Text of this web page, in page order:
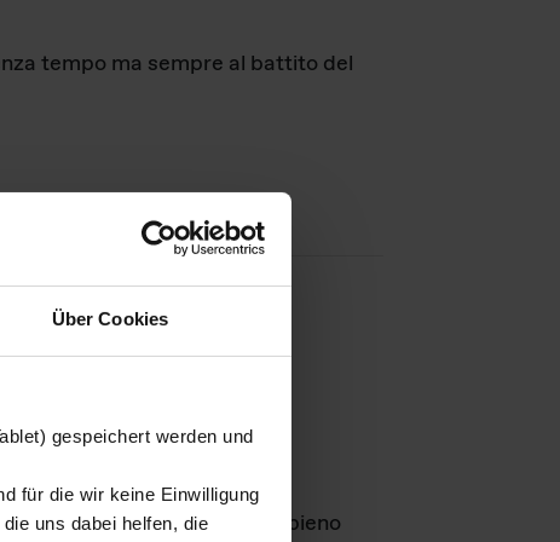
Über Cookies
gespeichert werden und
für die wir keine Einwilligung
uns dabei helfen, die
tempo ma sempre al battito del
GmbH e rimangono in pieno